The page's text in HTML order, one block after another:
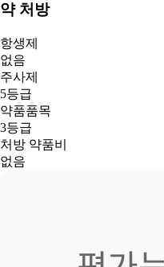
약 처방
항생제
없음
주사제
5등급
약품품목
3등급
처방 약품비
없음